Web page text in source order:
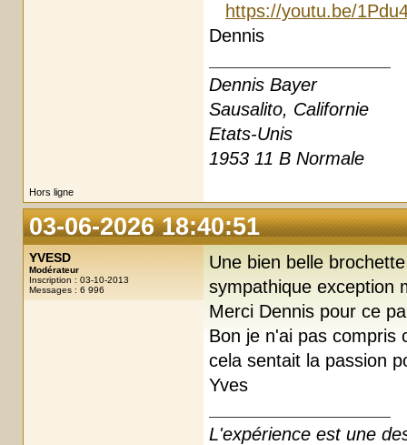
https://youtu.be/
Dennis
Dennis Bayer
Sausalito, Californie
Etats-Unis
1953 11 B Normale
Hors ligne
03-06-2026 18:40:51
YVESD
Modérateur
Inscription : 03-10-2013
Messages : 6 996
Une bien belle
sympathique exception
Merci Dennis pour ce
Bon je n'ai pas compris
cela sentait la passion
Yves
L'expérience est une